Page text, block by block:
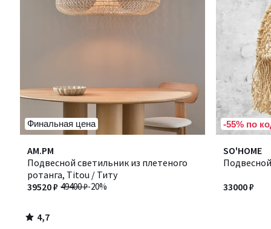
Финальная цена
AM.PM
Подвесной светильник из плетеного
ротанга, Titou / Титу
49400 ₽-20%
39520 ₽
4,7
/ 5
4,7
/
-55% по
SO'HOME
33000 ₽